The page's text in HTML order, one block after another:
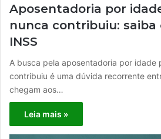
Aposentadoria por
nunca contribuiu: saiba
INSS
A busca pela aposentadoria por idade
contribuiu é uma dúvida recorrente
chegam aos…
Leia mais »